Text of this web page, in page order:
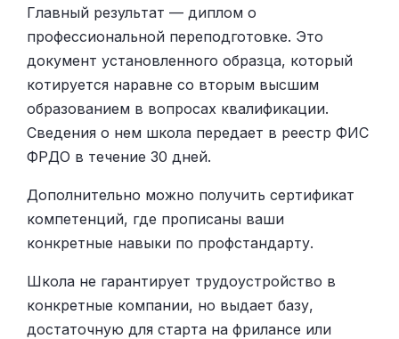
Главный результат — диплом о
профессиональной переподготовке. Это
документ установленного образца, который
котируется наравне со вторым высшим
образованием в вопросах квалификации.
Сведения о нем школа передает в реестр ФИС
ФРДО в течение 30 дней.
Дополнительно можно получить сертификат
компетенций, где прописаны ваши
конкретные навыки по профстандарту.
Школа не гарантирует трудоустройство в
конкретные компании, но выдает базу,
достаточную для старта на фрилансе или